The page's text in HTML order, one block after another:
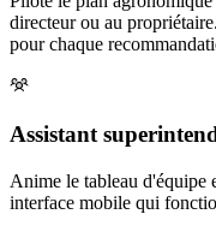
directeur ou au
pour chaque
Assistant
Anime le tableau d'équipe
interface mobile qui